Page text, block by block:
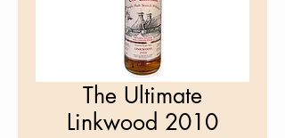
The Ultimate
Linkwood 2010